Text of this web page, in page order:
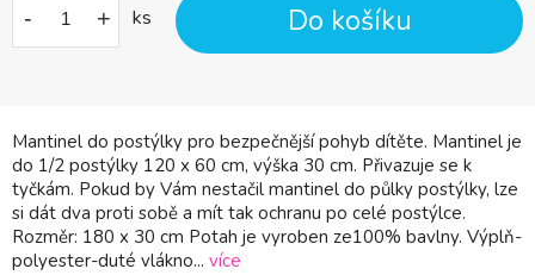
Mantinel do postýlky pro bezpečnější pohyb dítěte. Mantinel je
do 1/2 postýlky 120 x 60 cm, výška 30 cm. Přivazuje se k
tyčkám. Pokud by Vám nestačil mantinel do půlky postýlky, lze
si dát dva proti sobě a mít tak ochranu po celé postýlce.
Rozměr: 180 x 30 cm Potah je vyroben ze100% bavlny. Výplň-
polyester-duté vlákno... více
- + ks Do košíku